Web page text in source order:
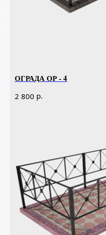
ОГРАДА ОР - 4
2 800 р.